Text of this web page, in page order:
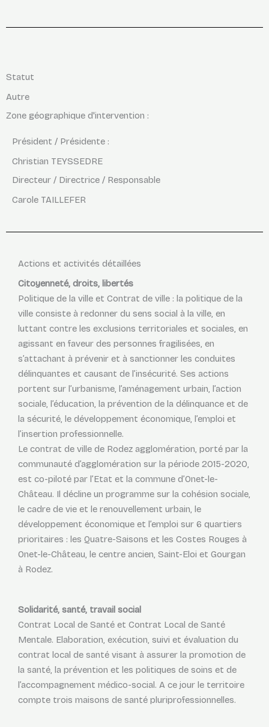
Statut
Autre
Zone géographique d'intervention :
Président / Présidente :
Christian TEYSSEDRE
Directeur / Directrice / Responsable
Carole TAILLEFER
Actions et activités détaillées
Citoyenneté, droits, libertés
Politique de la ville et Contrat de ville : la politique de la
ville consiste à redonner du sens social à la ville, en
luttant contre les exclusions territoriales et sociales, en
agissant en faveur des personnes fragilisées, en
s’attachant à prévenir et à sanctionner les conduites
délinquantes et causant de l’insécurité. Ses actions
portent sur l’urbanisme, l’aménagement urbain, l’action
sociale, l’éducation, la prévention de la délinquance et de
la sécurité, le développement économique, l’emploi et
l’insertion professionnelle.
Le contrat de ville de Rodez agglomération, porté par la
communauté d’agglomération sur la période 2015-2020,
est co-piloté par l’Etat et la commune d’Onet-le-
Château. Il décline un programme sur la cohésion sociale,
le cadre de vie et le renouvellement urbain, le
développement économique et l’emploi sur 6 quartiers
prioritaires : les Quatre-Saisons et les Costes Rouges à
Onet-le-Château, le centre ancien, Saint-Eloi et Gourgan
à Rodez.
Solidarité, santé, travail social
Contrat Local de Santé et Contrat Local de Santé
Mentale. Elaboration, exécution, suivi et évaluation du
contrat local de santé visant à assurer la promotion de
la santé, la prévention et les politiques de soins et de
l’accompagnement médico-social. A ce jour le territoire
compte trois maisons de santé pluriprofessionnelles.